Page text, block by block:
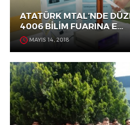
ATATÜRK MTAL’NDE
4006 BİLİM FUARINA E...
MAYIS 14, 2018